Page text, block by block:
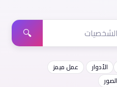
🔍
الأدوار
عمل ميمز
الصور